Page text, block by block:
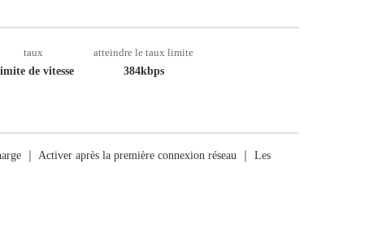
taux
de vitesse
atteindre le taux limite
384kbps
｜ Activer après la première connexion réseau ｜ Les